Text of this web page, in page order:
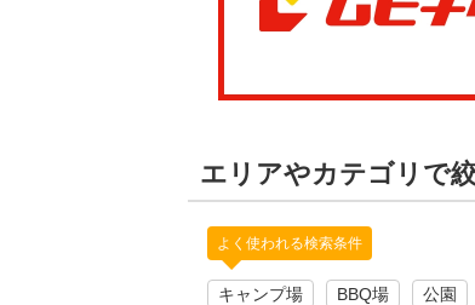
エリアやカテゴリで
よく使われる検索条件
キャンプ場 BBQ場 公園